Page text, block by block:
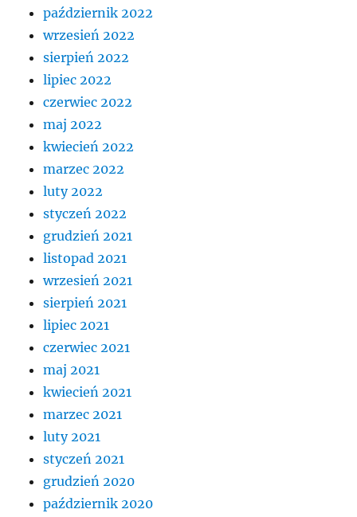
październik 2022
wrzesień 2022
sierpień 2022
lipiec 2022
czerwiec 2022
maj 2022
kwiecień 2022
marzec 2022
luty 2022
styczeń 2022
grudzień 2021
listopad 2021
wrzesień 2021
sierpień 2021
lipiec 2021
czerwiec 2021
maj 2021
kwiecień 2021
marzec 2021
luty 2021
styczeń 2021
grudzień 2020
październik 2020